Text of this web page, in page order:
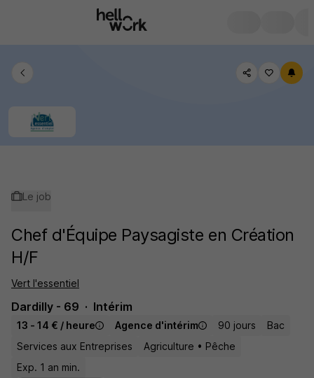
Le job
Chef d'Équipe Paysagiste en Création
H/F
Vert l'essentiel
Dardilly - 69 Intérim
13 - 14 € / heure Agence d'intérim 90 jours
Bac
Services aux Entreprises
Agriculture • Pêche
Exp. 1 an min.